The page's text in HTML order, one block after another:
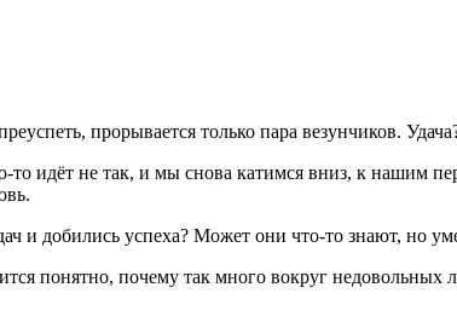
прорывается только пара везунчиков.
то идёт не так, и мы снова катимся вниз, к нашим
и добились успеха? Может они что-то знают, но
понятно, почему так много вокруг недовольных